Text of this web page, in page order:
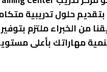
حلول تدريبية
من الخبراء ملتزم
مهاراتك بأعلى